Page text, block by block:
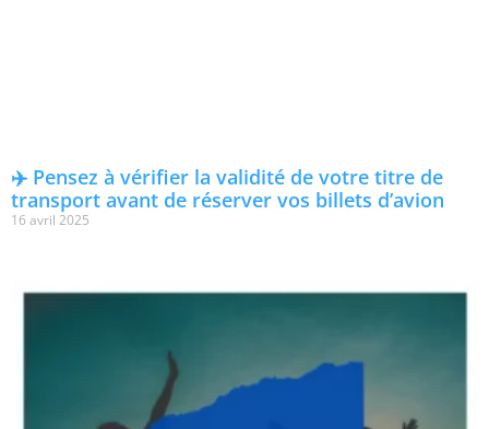
✈️ Pensez à vérifier la validité de votre titre de
transport avant de réserver vos billets d’avion
16 avril 2025